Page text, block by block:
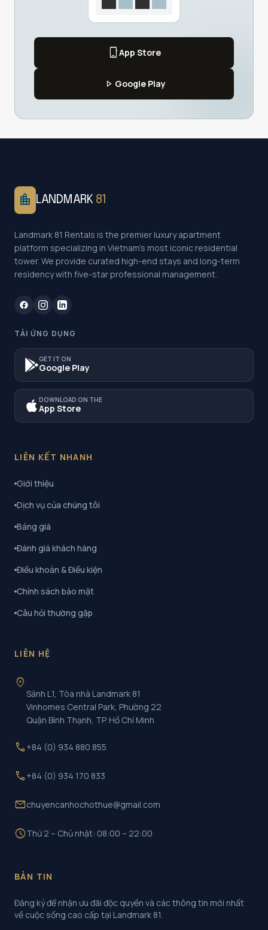
phone_iphoneApp Store
play_arrow Google Play
location_city LANDMARK 81
Landmark 81 Rentals is the premier luxury apartment
platform specializing in Vietnam's most iconic residential
tower. We provide curated high-end stays and long-term
residency with five-star professional management.
TẢI ỨNG DỤNG
GET IT ON
Google Play
DOWNLOAD ON THE
App Store
LIÊN KẾT NHANH
Giới thiệu
Dịch vụ của chúng tôi
Bảng giá
Đánh giá khách hàng
Điều khoản & Điều kiện
Chính sách bảo mật
Câu hỏi thường gặp
LIÊN HỆ
location_on
Sảnh L1, Tòa nhà Landmark 81
Vinhomes Central Park, Phường 22
Quận Bình Thạnh, TP. Hồ Chí Minh
call +84 (0) 934 880 855
call +84 (0) 934 170 833
mailchuyencanhochothue@gmail.com
scheduleThứ 2 – Chủ nhật: 08:00 – 22:00
BẢN TIN
Đăng ký để nhận ưu đãi độc quyền và các thông tin mới nhất
về cuộc sống cao cấp tại Landmark 81.